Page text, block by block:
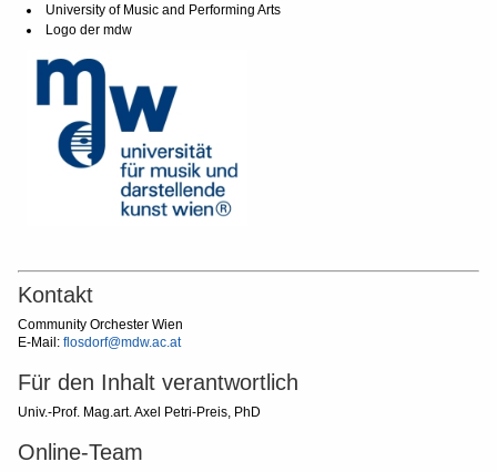
University of Music and Performing Arts
Logo der mdw
Kontakt
Community Orchester Wien
E-Mail: flosdorf@mdw.ac.at
Für den Inhalt verantwortlich
Univ.-Prof. Mag.art. Axel Petri-Preis, PhD
Online-Team